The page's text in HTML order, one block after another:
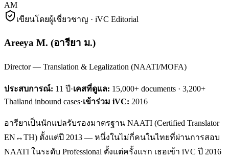
AM
เขียนโดยผู้เชี่ยวชาญ · iVC Editorial
Areeya M. (อารียา ม.)
Director — Translation & Legalization (NAATI/MOFA)
ประสบการณ์: 11 ปี·เคสที่ดูแล: 15,000+ documents · 3,200+
Thailand inbound cases·เข้าร่วม iVC: 2016
อารียาเป็นนักแปลรับรองมาตรฐาน NAATI (Certified Translator
EN↔TH) ตั้งแต่ปี 2013 — หนึ่งในไม่กี่คนในไทยที่ผ่านการสอบ
NAATI ในระดับ Professional ตั้งแต่ครั้งแรก เธอเข้า iVC ปี 2016